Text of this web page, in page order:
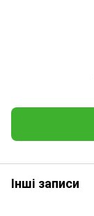
Інші записи